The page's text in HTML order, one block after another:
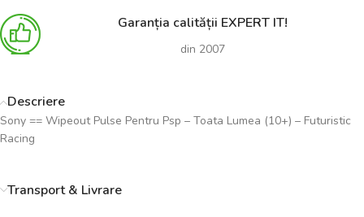
Garanția calității EXPERT IT!
din 2007
Descriere
Sony == Wipeout Pulse Pentru Psp – Toata Lumea (10+) – Futuristic
Racing
Transport & Livrare